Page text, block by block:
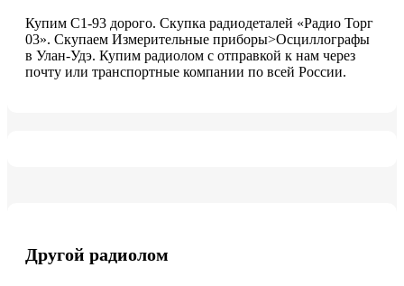
Купим C1-93 дорого. Скупка радиодеталей «Радио Торг
03». Скупаем Измерительные приборы>Осциллографы
в Улан-Удэ. Купим радиолом с отправкой к нам через
почту или транспортные компании по всей России.
Другой радиолом